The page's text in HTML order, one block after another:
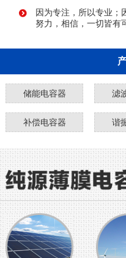
因为专注，所以专业；
努力，相信，一切皆有
储能电容器 滤
补偿电容器 谐